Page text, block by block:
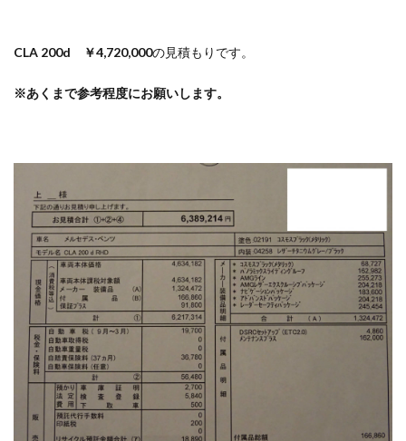
CLA 200d ￥4,720,000の見積もりです。
※あくまで参考程度にお願いします。